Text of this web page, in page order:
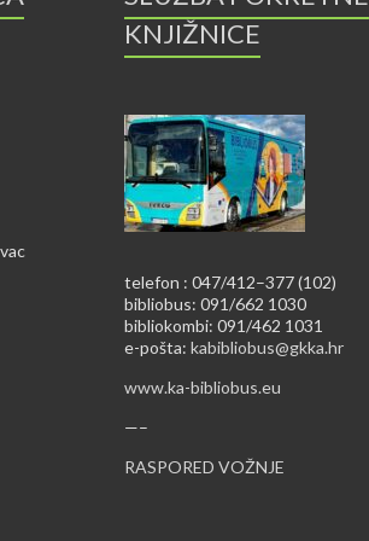
KNJIŽNICE
telefon : 047/412–377 (102)
bibliobus: 091/662 1030
bibliokombi: 091/462 1031
e-pošta: kabibliobus@gkka.hr
www.ka-bibliobus.eu
—–
RASPORED VOŽNJE